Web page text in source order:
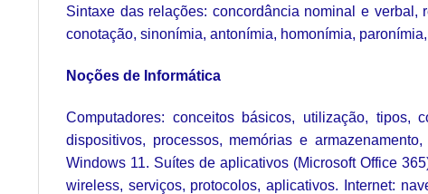
Sintaxe das relações: concordância nominal e
conotação, sinonímia, antonímia, homonímia,
Noções de Informática
Computadores: conceitos básicos, utilização, tipos,
dispositivos, processos, memórias e
Windows 11. Suítes de aplicativos (Microsoft Office
wireless, serviços, protocolos, aplicativos. Internet: